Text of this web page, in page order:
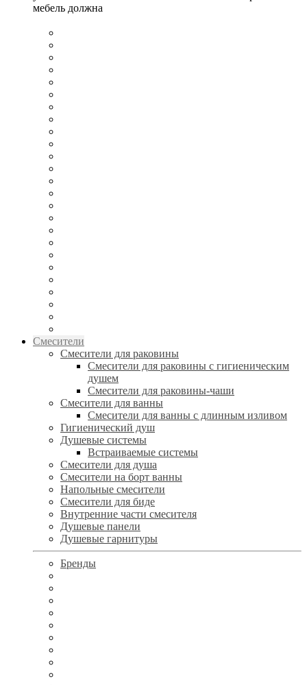
мебель должна
Смесители
Смесители для раковины
Смесители для раковины с гигиеническим
душем
Смесители для раковины-чаши
Смесители для ванны
Смесители для ванны с длинным изливом
Гигиенический душ
Душевые системы
Встраиваемые системы
Смесители для душа
Смесители на борт ванны
Напольные смесители
Смесители для биде
Внутренние части смесителя
Душевые панели
Душевые гарнитуры
Бренды